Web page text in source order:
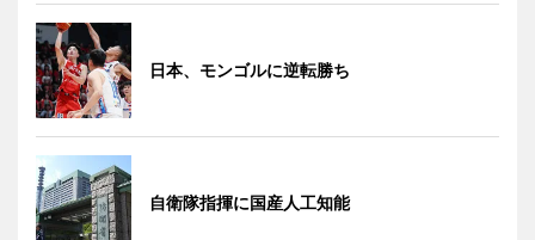
日本、モンゴルに逆転勝ち
自衛隊指揮に国産人工知能